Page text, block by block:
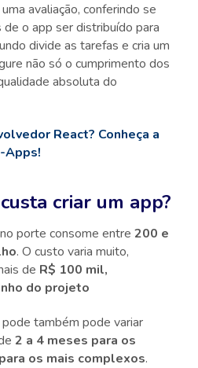
avaliação, conferindo se
o app ser distribuído para
divide as tarefas e cria um
não só o cumprimento dos
absoluta do
React? Conheça a
Apps!
criar um app?
porte consome entre 200 e
. O custo varia muito,
de R$ 100 mil,
do projeto
também pode variar
2 a 4 meses para os
os mais complexos.